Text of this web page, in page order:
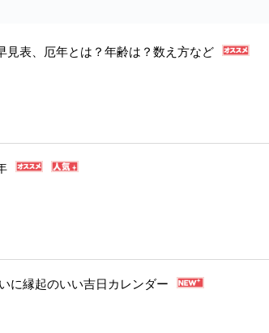
見表、厄年とは？年齢は？数え方など
に縁起のいい吉日カレンダー